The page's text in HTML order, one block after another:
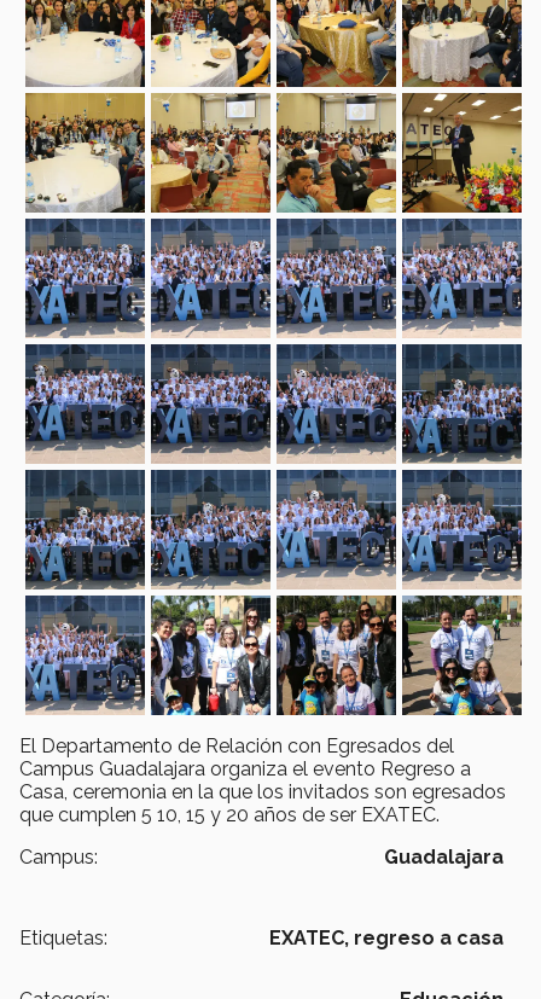
El Departamento de Relación con Egresados del
Campus Guadalajara organiza el evento Regreso a
Casa, ceremonia en la que los invitados son egresados
que cumplen 5 10, 15 y 20 años de ser EXATEC.
Campus:
Guadalajara
Etiquetas: EXATEC, regreso a casa